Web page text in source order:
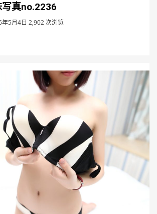
真no.2236
5月4日 2,902 次浏览